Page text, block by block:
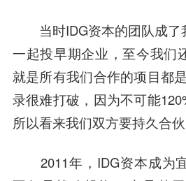
当时IDG资本的团队成了
一起投早期企业，至今我们
就是所有我们合作的项目都
录很难打破，因为不可能
所以看来我们双方要持久合伙
2011年，IDG资本成为宜